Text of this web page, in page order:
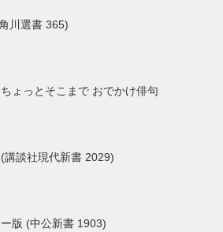
川選書 365)
ょっとそこまで おでかけ俳句
講談社現代新書 2029)
版 (中公新書 1903)